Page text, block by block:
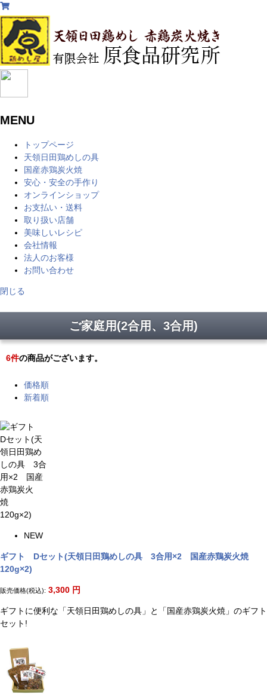
MENU
トップページ
天領日田鶏めしの具
国産赤鶏炭火焼
安心・安全の手作り
オンラインショップ
お支払い・送料
取り扱い店舗
美味しいレシピ
会社情報
法人のお客様
お問い合わせ
閉じる
ご家庭用(2合用、3合用)
6件の商品がございます。
価格順
新着順
NEW
ギフト Dセット(天領日田鶏めしの具 3合用×2 国産赤鶏炭火焼
120g×2)
販売価格(税込): 3,300 円
ギフトに便利な「天領日田鶏めしの具」と「国産赤鶏炭火焼」のギフト
セット!